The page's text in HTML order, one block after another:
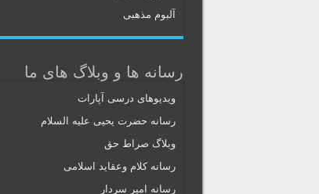
آلبوم مذهبی
رسانه ها و وبلاگ های ما
ویدیوهای درسی آپارات
رسانه حضرت یحیی علیه السلام
وبلاگ صراط حق
رسانه کلام وعقاید اسلامی
رسانه امیر سردار